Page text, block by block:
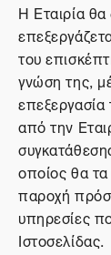
Η Εταιρία θα
του
γνώση της,
από την
οποίος θα
παροχή
υπηρεσίες
Ιστοσελίδας.